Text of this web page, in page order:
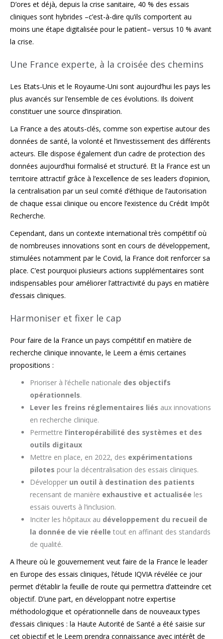
D’ores et déjà, depuis la crise sanitaire, 40 % des essais
cliniques sont hybrides –c’est-à-dire qu’ils comportent au
moins une étape digitalisée pour le patient– versus 10 % avant
la crise.
Une France experte, à la croisée des chemins
Les Etats-Unis et le Royaume-Uni sont aujourd’hui les pays les
plus avancés sur l’ensemble de ces évolutions. Ils doivent
constituer une source d’inspiration.
La France a des atouts-clés, comme son expertise autour des
données de santé, la volonté et l’investissement des différents
acteurs. Elle dispose également d’un cadre de protection des
données aujourd’hui formalisé et structuré. Et la France est un
territoire attractif grâce à l’excellence de ses leaders d’opinion,
la centralisation par un seul comité d’éthique de l’autorisation
de chaque essai clinique ou encore l’existence du Crédit Impôt
Recherche.
Cependant, dans un contexte international très compétitif où
de nombreuses innovations sont en cours de développement,
stimulées notamment par le Covid, la France doit renforcer sa
place. C’est pourquoi plusieurs actions supplémentaires sont
indispensables pour améliorer l’attractivité du pays en matière
d’essais cliniques.
Harmoniser et fixer le cap
Pour faire de la France un pays compétitif en matière de
recherche clinique innovante, le Leem a émis certaines
propositions :
Prioriser à l’échelle nationale des objectifs
opérationnels.
Lever les freins réglementaires liés aux innovations
en recherche clinique.
Permettre l’interopérabilité des systèmes et des
outils digitaux
Mettre en place, en 2022, des expérimentations
pilotes pour la décentralisation des essais cliniques.
Développer un outil à destination des patients
recensant de manière exhaustive et actualisée les
essais ouverts à l’inclusion.
Inciter les hôpitaux au développement du recueil de
la donnée de vie réelle tout en affinant des standards
de qualité.
A l’heure où le gouvernement veut faire de la France le leader
en Europe des essais cliniques, l’étude IQVIA révélée ce jour
permet d’établir la feuille de route qui permettra d’atteindre cet
objectif. D’une part, en développant notre expertise
méthodologique et opérationnelle dans de nouveaux types
d’essais cliniques : la Haute Autorité de Santé a été saisie sur
cet objectif et le Leem prendra connaissance avec intérêt de